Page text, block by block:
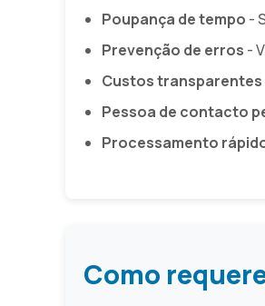
Poupança de tempo -
Prevenção de erros -
Custos transparentes
Pessoa de contacto
Processamento
Como